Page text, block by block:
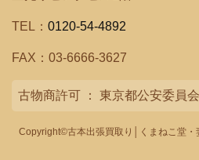
TEL： 0120-54-4892
FAX：03-6666-3627
古物商許可 ： 東京都公安委員
Copyright©古本出張買取り│くまねこ堂